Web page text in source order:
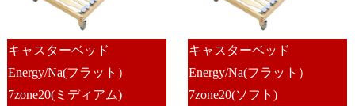
キャスターベッド
Energy/Na(フラット）
7zone20(ミディアム)
キャスターベッド
Energy/Na(フラット）
7zone20(ソフト)